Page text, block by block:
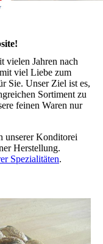
vielen Jahren nach
viel Liebe zum
Sie. Unser Ziel ist es,
Sor­ti­ment zu
feinen Waren nur
unserer Konditorei
Herstellung.
Spezialitäten.